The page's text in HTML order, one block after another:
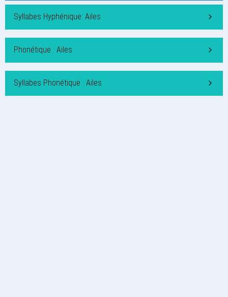
Syllabes Hyphénique: Ailes
Phonétique : Ailes
Syllabes Phonétique : Ailes